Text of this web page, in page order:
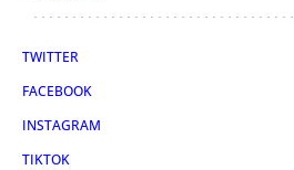
TWITTER
FACEBOOK
INSTAGRAM
TIKTOK